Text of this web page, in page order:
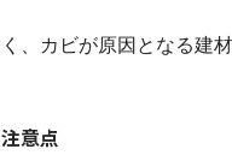
、カビが原因となる建
意点